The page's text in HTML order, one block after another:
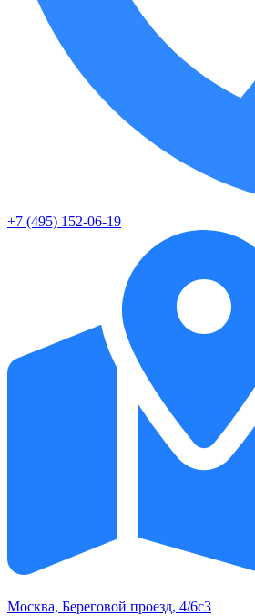
+7 (495) 152-06-19
Москва, Береговой проезд, 4/6с3